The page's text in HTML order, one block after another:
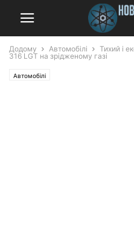
Додому Автомобілі
Тихий і
316 LGT на зрідженому газі
Автомобілі